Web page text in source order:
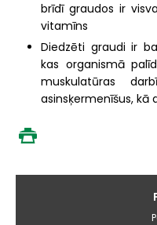
brīdī graudos ir
vitamīns
Diedzēti graudi ir
kas organismā
muskulatūras
asinsķermenīšus, kā